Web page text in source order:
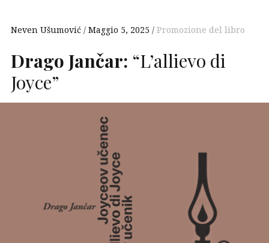
Neven Ušumović Maggio 5, 2025 Promozione del libro
Drago Jančar: “L’allievo di
Joyce”